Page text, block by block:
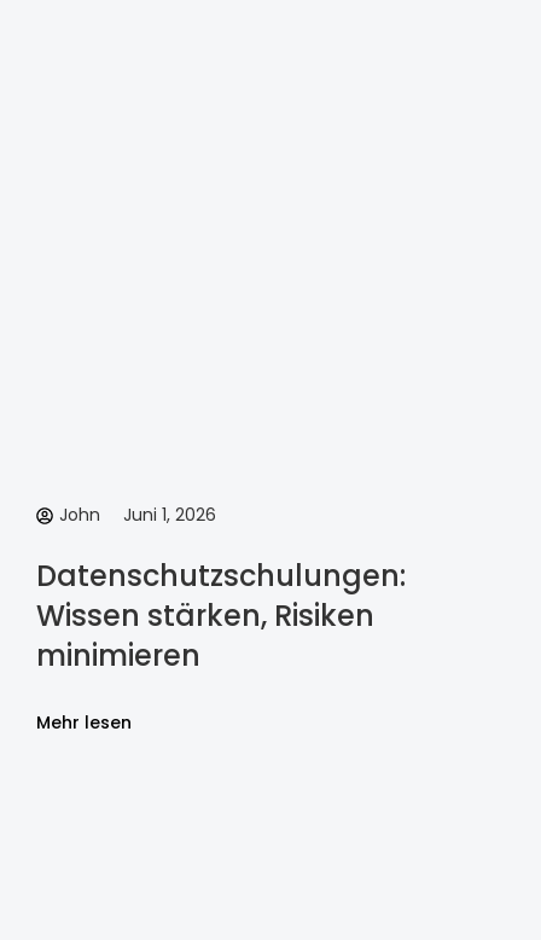
John Juni 1, 2026
Datenschutzschulungen:
Wissen stärken, Risiken
minimieren
Mehr lesen